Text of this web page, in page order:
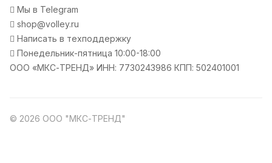
Мы в Telegram
shop@volley.ru
Написать в техподдержку
Понедельник-пятница 10:00-18:00
ООО «МКС-ТРЕНД» ИНН: 7730243986 КПП: 502401001
© 2026 ООО "МКС-ТРЕНД"